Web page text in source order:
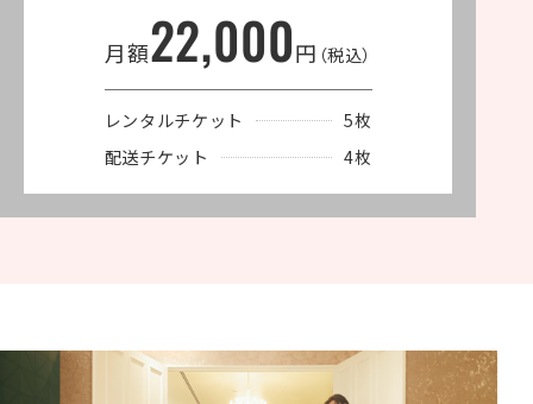
月額22,000円 （税込）
レンタルチケット
5枚
配送チケット
4枚